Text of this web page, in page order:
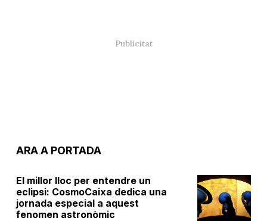
ARA A PORTADA
El millor lloc per entendre un
eclipsi: CosmoCaixa dedica una
jornada especial a aquest
fenomen astronòmic